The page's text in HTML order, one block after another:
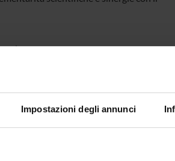
Impostazioni degli annunci
risorse;